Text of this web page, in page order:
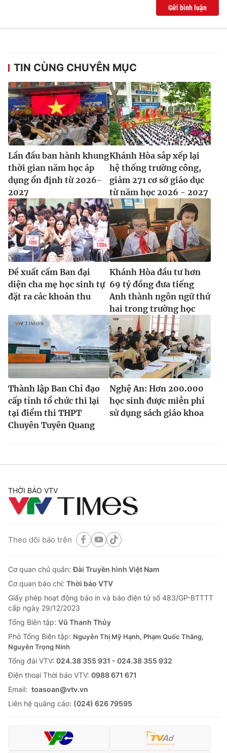
Tổng đài VTV:
024.38 355 931 - 024.38 355 932
024.66 897 897
Email:toasoan@vtv.vn
Liên hệ quảng cáo:
024-7300.7108
® Cấm sao chép dưới mọi hình thức nếu không có sự chấp
thuận bằng văn bản. Ghi rõ nguồn VTV.vn khi phát hành lại
thông tin từ website này.
Gửi bình luận
TIN CÙNG CHUYÊN MỤC
Lần đầu ban hành khung
thời gian năm học áp
dụng ổn định từ 2026-
2027
Khánh Hòa sắp xếp lại
hệ thống trường công,
giảm 271 cơ sở giáo dục
từ năm học 2026 - 2027
Đề xuất cấm Ban đại
diện cha mẹ học sinh tự
đặt ra các khoản thu
Khánh Hòa đầu tư hơn
69 tỷ đồng đưa tiếng
Anh thành ngôn ngữ thứ
hai trong trường học
Thành lập Ban Chỉ đạo
cấp tỉnh tổ chức thi lại
tại điểm thi THPT
Chuyên Tuyên Quang
Nghệ An: Hơn 200.000
học sinh được miễn phí
sử dụng sách giáo khoa
THỜI BÁO VTV
Theo dõi báo trên
Cơ quan chủ quản:Đài Truyền hình Việt Nam
Cơ quan báo chí: Thời báo VTV
Giấy phép hoạt động báo in và báo điện tử số 483/GP-BTTTT
cấp ngày 29/12/2023
Tổng Biên tập: Vũ Thanh Thủy
Phó Tổng Biên tập: Nguyễn Thị Mỹ Hạnh, Phạm Quốc Thắng,
Nguyễn Trọng Ninh
Tổng đài VTV: 024.38 355 931 - 024.38 355 932
Ðiện thoại Thời báo VTV: 0988 671 671
Email: toasoan@vtv.vn
Liên hệ quảng cáo: (024) 626 79595